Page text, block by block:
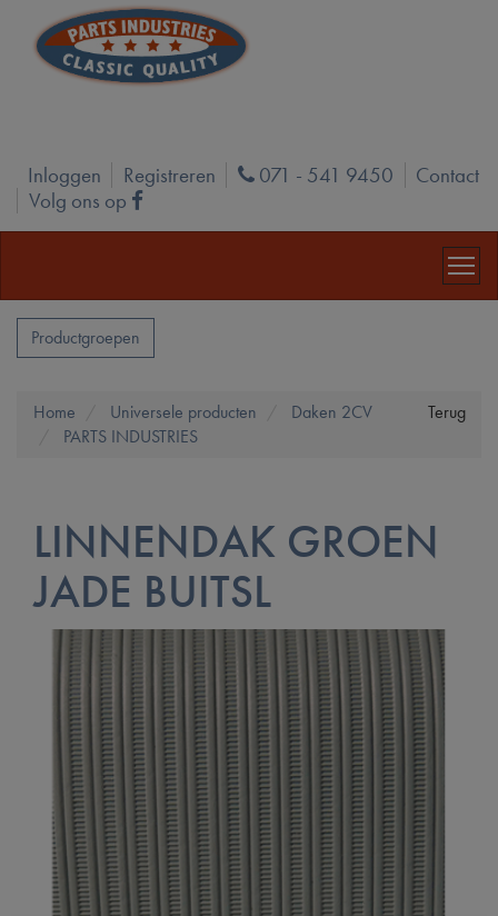
Inloggen Registreren Phone
071 - 541 9450
Contact
Volg ons op
Facebook
Productgroepen
Terug
Home Universele producten
Daken 2CV
PARTS INDUSTRIES
LINNENDAK GROEN
JADE BUITSL